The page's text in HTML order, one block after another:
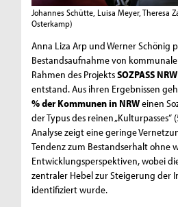
Johannes Schütte, Luisa Meyer, Theresa
Osterkamp)
Anna Liza Arp und Werner Schönig
Bestandsaufnahme von
Rahmen des ProjektsSOZPASS NRW
entstand. Aus ihren Ergebnissen
% der Kommunen in NRWeinen
der Typus des reinen
Analyse zeigt eine geringe
Tendenz zum Bestandserhalt ohne
Entwicklungsperspektiven, wobei
zentraler Hebel zur Steigerung der
identifiziert wurde.